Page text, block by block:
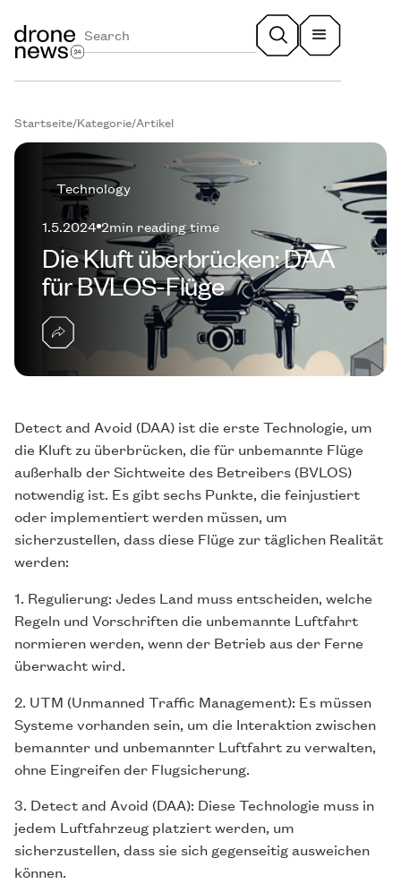
Startseite/Kategorie/Artikel
Technology
1.5.2024 2min reading time
Die Kluft überbrücken: DAA
für BVLOS-Flüge
Detect and Avoid (DAA) ist die erste Technologie, um
die Kluft zu überbrücken, die für unbemannte Flüge
außerhalb der Sichtweite des Betreibers (BVLOS)
notwendig ist. Es gibt sechs Punkte, die feinjustiert
oder implementiert werden müssen, um
sicherzustellen, dass diese Flüge zur täglichen Realität
werden:
1. Regulierung: Jedes Land muss entscheiden, welche
Regeln und Vorschriften die unbemannte Luftfahrt
normieren werden, wenn der Betrieb aus der Ferne
überwacht wird.
2. UTM (Unmanned Traffic Management): Es müssen
Systeme vorhanden sein, um die Interaktion zwischen
bemannter und unbemannter Luftfahrt zu verwalten,
ohne Eingreifen der Flugsicherung.
3. Detect and Avoid (DAA): Diese Technologie muss in
jedem Luftfahrzeug platziert werden, um
sicherzustellen, dass sie sich gegenseitig ausweichen
können.